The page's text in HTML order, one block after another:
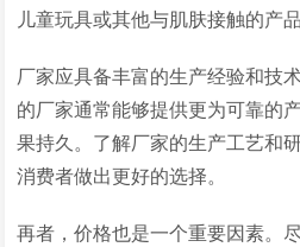
儿童玩具或其他与肌肤接触的产品
厂家应具备丰富的生产经验和技
的厂家通常能够提供更为可靠的
果持久。了解厂家的生产工艺和
消费者做出更好的选择。
再者，价格也是一个重要因素。